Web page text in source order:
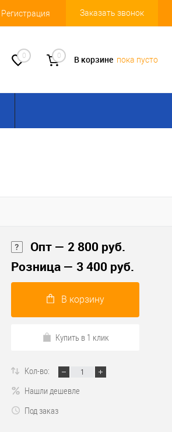
Регистрация Заказать звонок
0 0 В корзине пока пусто
Опт — 2 800 руб.
Розница — 3 400 руб.
В корзину
Купить в 1 клик
Кол-во:
Нашли дешевле
Под заказ